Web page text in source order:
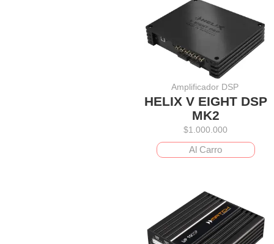
Amplificador DSP
HELIX V EIGHT DSP
MK2
$1.000.000
Al Carro